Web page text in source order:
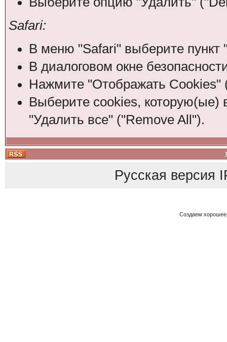
Safari:
В меню "Safari" выберите пункт
В диалоговом окне
Нажмите "Отображать Cookies"
Выберите cookies, которую(ые)
"Удалить все" ("Remove All").
Русская версия
Создаем